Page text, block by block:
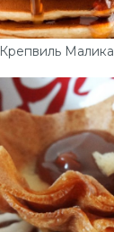
Крепвиль Малика